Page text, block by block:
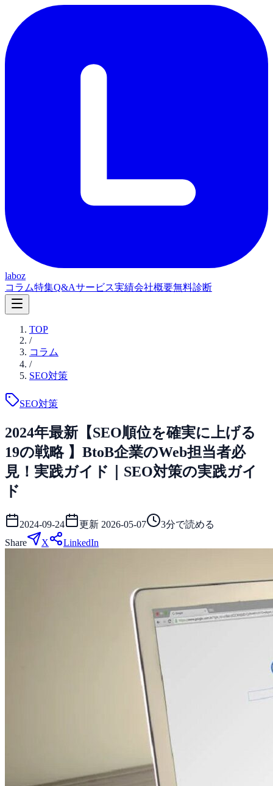
laboz
コラム特集Q&Aサービス実績会社概要無料診断
TOP
/
コラム
/
SEO対策
SEO対策
2024年最新【SEO順位を確実に上げる
19の戦略 】BtoB企業のWeb担当者必
見！実践ガイド｜SEO対策の実践ガイ
ド
2024-09-24 更新 2026-05-07 3分で読める
Share
X LinkedIn